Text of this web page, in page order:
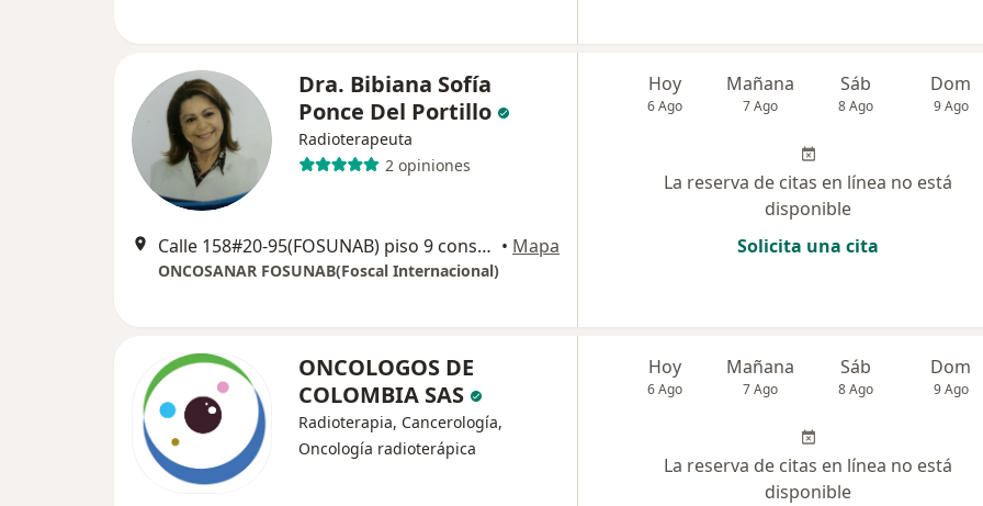
Dra. Bibiana Sofía
Ponce Del Portillo
Radioterapeuta
2 opiniones
Calle 158#20-95(FOSUNAB) piso 9 consultorio 916, Floridablanca • Mapa
ONCOSANAR FOSUNAB(Foscal Internacional)
Hoy
6 Ago
Mañana
7 Ago
Sáb
8 Ago
Dom
9 Ago
La reserva de citas en línea no está
disponible
Solicita una cita
ONCOLOGOS DE
COLOMBIA SAS
Radioterapia, Cancerología,
Oncología radioterápica
Hoy
6 Ago
Mañana
7 Ago
Sáb
8 Ago
Dom
9 Ago
La reserva de citas en línea no está
disponible